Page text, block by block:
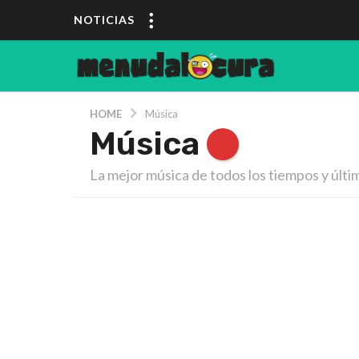
NOTICIAS
HOME Música
Música
La mejor música de todos los tiempos y